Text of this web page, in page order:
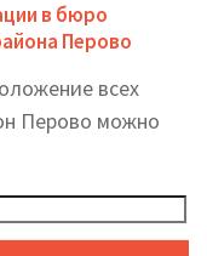
в бюро
Перово
всех
Перово можно